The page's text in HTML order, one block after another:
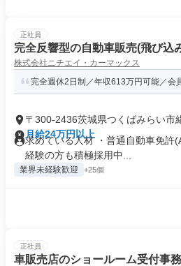
正社員
完全反響型の自動車販売(飛び込
株式会社ニチエイ・カーマックス
完全週休2日制／年収613万円可能／会
〒300-2436茨城県つくばみらい市
月給24万円以上
求めている人材 ・普通自動車免許
経験の方も積極採用中...
業界未経験歓迎 +25個
正社員
車販売店のショールーム受付事